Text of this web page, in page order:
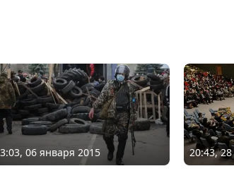
06 января 2015 20:43,